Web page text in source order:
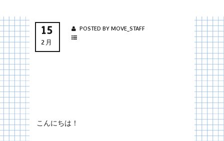
15
2月
POSTED BY MOVE_STAFF
こんにちは！